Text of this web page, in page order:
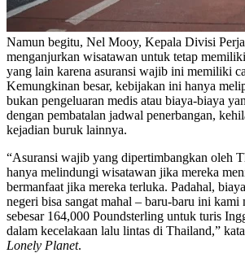
Namun begitu, Nel Mooy, Kepala Divisi
menganjurkan wisatawan untuk tetap memiliki
yang lain karena asuransi wajib ini memiliki
Kemungkinan besar, kebijakan ini hanya
bukan pengeluaran medis atau biaya-biaya
dengan pembatalan jadwal penerbangan,
kejadian buruk lainnya.
“Asuransi wajib yang dipertimbangkan oleh
hanya melindungi wisatawan jika mereka
bermanfaat jika mereka terluka. Padahal,
negeri bisa sangat mahal – baru-baru ini kami
sebesar 164,000 Poundsterling untuk turis
dalam kecelakaan lalu lintas di Thailand,”
Lonely Planet.